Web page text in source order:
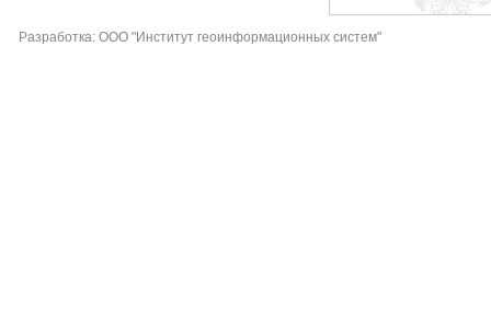
Разработка: ООО "Институт геоинформационных систем"